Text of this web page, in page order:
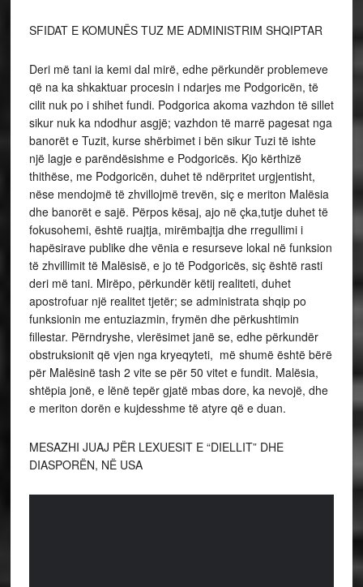
SFIDAT E KOMUNËS TUZ ME ADMINISTRIM SHQIPTAR
Deri më tani ia kemi dal mirë, edhe përkundër problemeve
që na ka shkaktuar procesin i ndarjes me Podgoricën, të
cilit nuk po i shihet fundi. Podgorica akoma vazhdon të sillet
sikur nuk ka ndodhur asgjë; vazhdon të marrë pagesat nga
banorët e Tuzit, kurse shërbimet i bën sikur Tuzi të ishte
një lagje e parëndësishme e Podgoricës. Kjo kërthizë
thithëse, me Podgoricën, duhet të ndërpritet urgjentisht,
nëse mendojmë të zhvillojmë trevën, siç e meriton Malësia
dhe banorët e sajë. Përpos kësaj, ajo në çka,tutje duhet të
fokusohemi, është ruajtja, mirëmbajtja dhe rregullimi i
hapësirave publike dhe vënia e resurseve lokal në funksion
të zhvillimit të Malësisë, e jo të Podgoricës, siç është rasti
deri më tani. Mirëpo, përkundër këtij realiteti, duhet
apostrofuar një realitet tjetër; se administrata shqip po
funksionin me entuziazmin, frymën dhe përkushtimin
fillestar. Përndryshe, vlerësimet janë se, edhe përkundër
obstruksionit që vjen nga kryeqyteti, më shumë është bërë
për Malësinë tash 2 vite se për 50 vitet e fundit. Malësia,
shtëpia jonë, e lënë tepër gjatë mbas dore, ka nevojë, dhe
e meriton dorën e kujdesshme të atyre që e duan.
MESAZHI JUAJ PËR LEXUESIT E “DIELLIT” DHE
DIASPORËN, NË USA